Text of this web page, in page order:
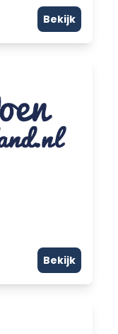
Bekijk
Bekijk